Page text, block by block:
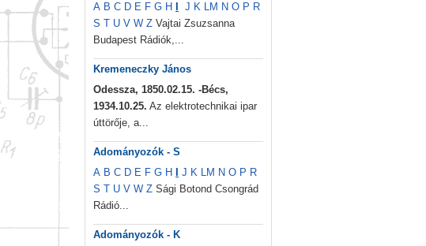
A B C D E F G H J K LM N O P R
S T U V W Z Vajtai Zsuzsanna
Budapest Rádiók,...
Kremeneczky János
Odessza, 1850.02.15. -Bécs,
1934.10.25. Az elektrotechnikai ipar
úttörője, a...
Adományozók - S
A B C D E F G H J K LM N O P R
S T U V W Z Sági Botond Csongrád
Rádió...
Adományozók - K